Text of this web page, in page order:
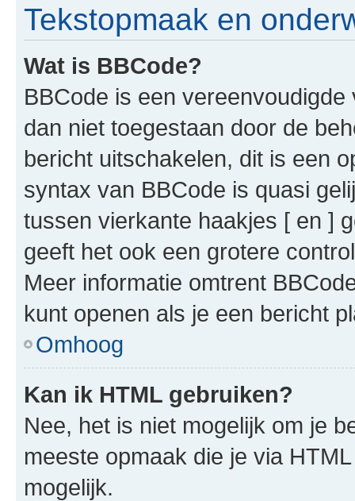
Tekstopmaak en
Wat is BBCode?
BBCode is een
dan niet toegestaan door de
bericht uitschakelen, dit is een
syntax van BBCode is quasi
tussen vierkante haakjes [ en ]
geeft het ook een grotere
Meer informatie omtrent
kunt openen als je een bericht
Omhoog
Kan ik HTML gebruiken?
Nee, het is niet mogelijk om je
meeste opmaak die je via
mogelijk.